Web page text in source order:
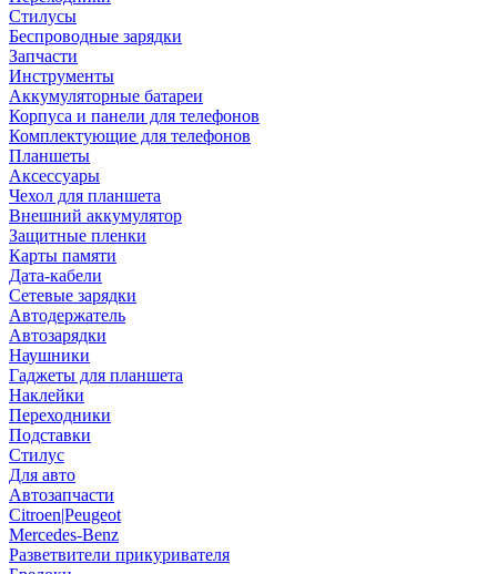
Стилусы
Беспроводные зарядки
Запчасти
Инструменты
Аккумуляторные батареи
Корпуса и панели для телефонов
Комплектующие для телефонов
Планшеты
Аксессуары
Чехол для планшета
Внешний аккумулятор
Защитные пленки
Карты памяти
Дата-кабели
Сетевые зарядки
Автодержатель
Автозарядки
Наушники
Гаджеты для планшета
Наклейки
Переходники
Подставки
Стилус
Для авто
Автозапчасти
Citroen|Peugeot
Mercedes-Benz
Разветвители прикуривателя